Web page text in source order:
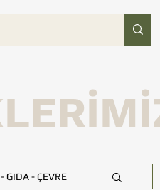
GIDA - ÇEVRE